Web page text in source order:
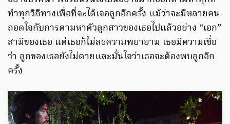
ทำทุกวิถีทางเพื่อที่จะได้เจอลูกอีกครั้ง แม้ว่าจะมีหลายคน
ถอดใจกับการตามหาตัวลูกสาวของเธอไปแล้วอย่าง “เอก”
สามีของเธอ แต่เธอก็ไม่ละความพยายาม เธอมีความเชื่อ
ว่า ลูกของเธอยังไม่ตายและมั่นใจว่าเธอจะต้องพบลูกอีก
ครั้ง